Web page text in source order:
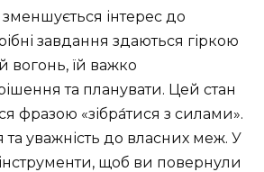
інтерес до
завдання здаються гіркою
вогонь, їй важко
та планувати. Цей стан
фразою «зібра́тися з силами».
та уважність до власних меж. У
інструменти, щоб ви повернули